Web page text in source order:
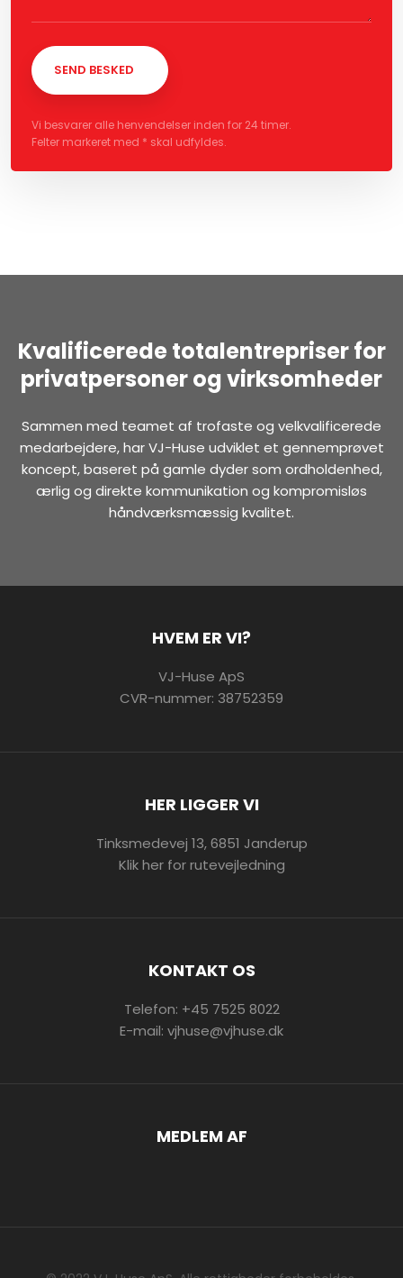
Vi besvarer alle henvendelser inden for 24 timer.
Felter markeret med * skal udfyldes.​
Kvalificerede totalentrepriser for
privatpersoner og virksomheder
Sammen med teamet af trofaste og velkvalificerede
medarbejdere, har VJ-Huse udviklet et gennemprøvet
koncept, baseret på gamle dyder som ordholdenhed,
ærlig og direkte kommunikation og kompromisløs
håndværksmæssig kvalitet.
HVEM ER VI?
VJ-Huse ApS
CVR-nummer: 38752359
HER LIGGER VI
Tinksmedevej 13, 6851 Janderup
Klik her for rutevejledning
KONTAKT OS
Telefon: +45 7525 8022
E-mail: vjhuse@vjhuse.dk
MEDLEM AF